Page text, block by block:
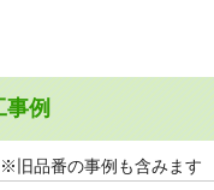
例
※旧品番の事例も含みます